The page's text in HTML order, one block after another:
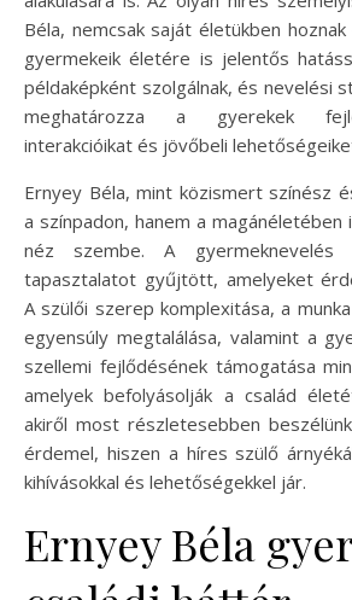
Béla, nemcsak saját életükben
gyermekeik életére is jelentős
példaképként szolgálnak, és nevelési
meghatározza a gyerekek
interakcióikat és jövőbeli
Ernyey Béla, mint közismert színész
a színpadon, hanem a magánéletében
néz szembe. A
tapasztalatot gyűjtött, amelyeket
A szülői szerep komplexitása, a
egyensúly megtalálása, valamint a
szellemi fejlődésének támogatása
amelyek befolyásolják a család
akiről most részletesebben
érdemel, hiszen a híres szülő
kihívásokkal és lehetőségekkel jár.
Ernyey Béla